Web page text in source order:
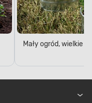
Mały ogród, wielkie